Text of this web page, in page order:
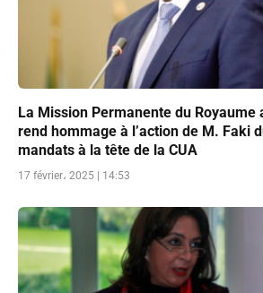
La Mission Permanente du Royaume
rend hommage à l’action de M. Faki
mandats à la tête de la CUA
17 février، 2025 | 14:53